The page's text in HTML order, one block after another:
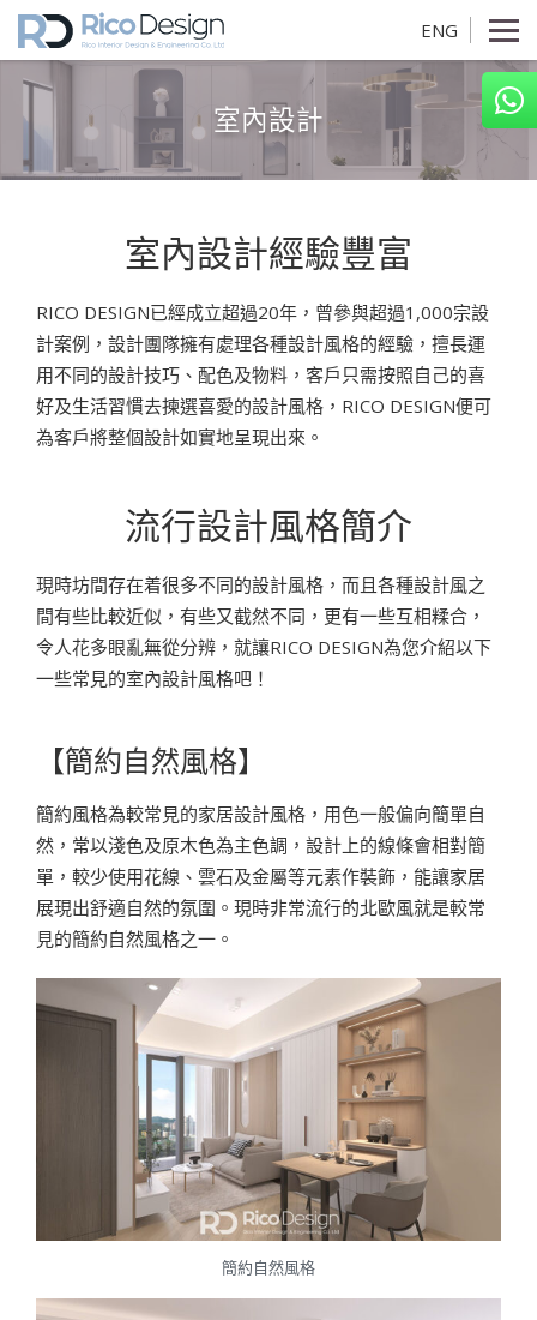
ENG
室內設計
室內設計經驗豐富
RICO DESIGN已經成立超過20年，曾參與超過1,000宗設
計案例，設計團隊擁有處理各種設計風格的經驗，擅長運
用不同的設計技巧、配色及物料，客戶只需按照自己的喜
好及生活習慣去揀選喜愛的設計風格，RICO DESIGN便可
為客戶將整個設計如實地呈現出來。
流行設計風格簡介
現時坊間存在着很多不同的設計風格，而且各種設計風之
間有些比較近似，有些又截然不同，更有一些互相糅合，
令人花多眼亂無從分辨，就讓RICO DESIGN為您介紹以下
一些常見的室內設計風格吧！
【簡約自然風格】
簡約風格為較常見的家居設計風格，用色一般偏向簡單自
然，常以淺色及原木色為主色調，設計上的線條會相對簡
單，較少使用花線、雲石及金屬等元素作裝飾，能讓家居
展現出舒適自然的氛圍。現時非常流行的北歐風就是較常
見的簡約自然風格之一。
簡約自然風格